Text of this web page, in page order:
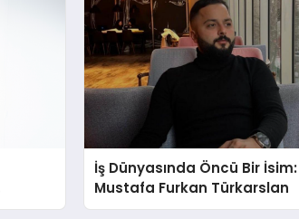
İş Dünyasında Öncü Bir İsim:
Mustafa Furkan Türkarslan